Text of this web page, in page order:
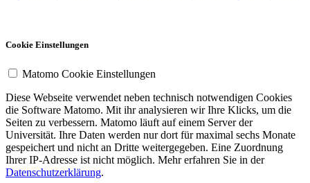
Cookie Einstellungen
Matomo Cookie Einstellungen
Diese Webseite verwendet neben technisch notwendigen Cookies
die Software Matomo. Mit ihr analysieren wir Ihre Klicks, um die
Seiten zu verbessern. Matomo läuft auf einem Server der
Universität. Ihre Daten werden nur dort für maximal sechs Monate
gespeichert und nicht an Dritte weitergegeben. Eine Zuordnung
Ihrer IP-Adresse ist nicht möglich. Mehr erfahren Sie in der
Datenschutzerklärung.